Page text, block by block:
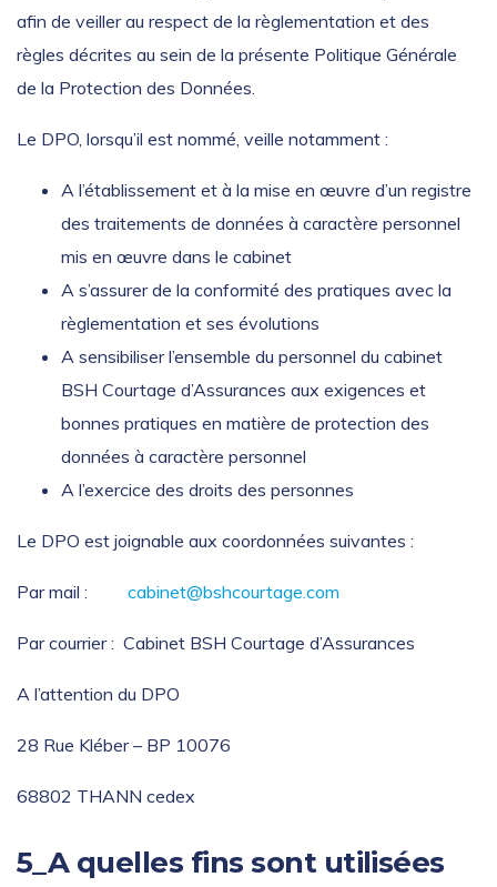
afin de veiller au respect de la règlementation et des
règles décrites au sein de la présente Politique Générale
de la Protection des Données.
Le DPO, lorsqu’il est nommé, veille notamment :
A l’établissement et à la mise en œuvre d’un registre
des traitements de données à caractère personnel
mis en œuvre dans le cabinet
A s’assurer de la conformité des pratiques avec la
règlementation et ses évolutions
A sensibiliser l’ensemble du personnel du cabinet
BSH Courtage d’Assurances aux exigences et
bonnes pratiques en matière de protection des
données à caractère personnel
A l’exercice des droits des personnes
Le DPO est joignable aux coordonnées suivantes :
Par mail : cabinet@bshcourtage.com
Par courrier : Cabinet BSH Courtage d’Assurances
A l’attention du DPO
28 Rue Kléber – BP 10076
68802 THANN cedex
5_A quelles fins sont utilisées